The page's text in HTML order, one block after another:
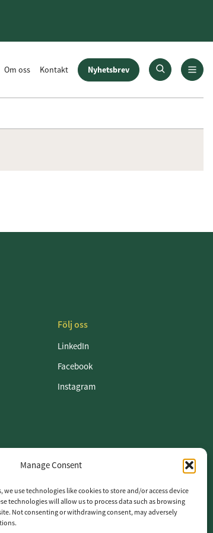
Manage Consent
we use technologies like cookies to store and/or access device
technologies will allow us to process data such as browsing
Not consenting or withdrawing consent, may adversely
Om oss Kontakt Nyhetsbrev
Följ oss
LinkedIn
Facebook
Instagram